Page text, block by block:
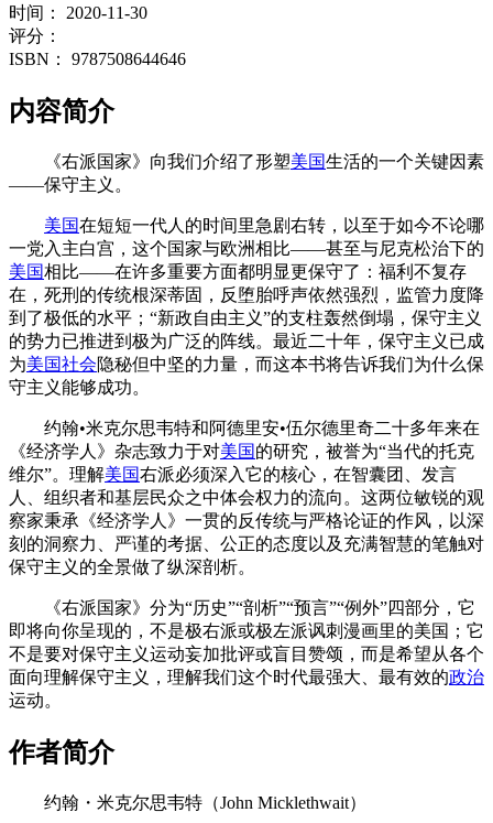
时间：
2020-11-30
评分：
ISBN：
9787508644646
内容简介
《右派国家》向我们介绍了形塑美国生活的一个关键因素
——保守主义。
美国在短短一代人的时间里急剧右转，以至于如今不论哪
一党入主白宫，这个国家与欧洲相比——甚至与尼克松治下的
美国相比——在许多重要方面都明显更保守了：福利不复存
在，死刑的传统根深蒂固，反堕胎呼声依然强烈，监管力度降
到了极低的水平；“新政自由主义”的支柱轰然倒塌，保守主义
的势力已推进到极为广泛的阵线。最近二十年，保守主义已成
为美国社会隐秘但中坚的力量，而这本书将告诉我们为什么保
守主义能够成功。
约翰•米克尔思韦特和阿德里安•伍尔德里奇二十多年来在
《经济学人》杂志致力于对美国的研究，被誉为“当代的托克
维尔”。理解美国右派必须深入它的核心，在智囊团、发言
人、组织者和基层民众之中体会权力的流向。这两位敏锐的观
察家秉承《经济学人》一贯的反传统与严格论证的作风，以深
刻的洞察力、严谨的考据、公正的态度以及充满智慧的笔触对
保守主义的全景做了纵深剖析。
《右派国家》分为“历史”“剖析”“预言”“例外”四部分，它
即将向你呈现的，不是极右派或极左派讽刺漫画里的美国；它
不是要对保守主义运动妄加批评或盲目赞颂，而是希望从各个
面向理解保守主义，理解我们这个时代最强大、最有效的政治
运动。
作者简介
约翰・米克尔思韦特（John Micklethwait）